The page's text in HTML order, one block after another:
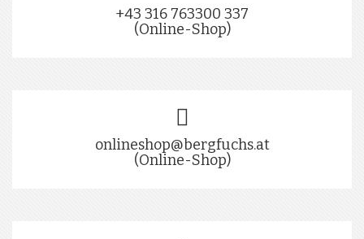
+43 316 763300 337
(Online-Shop)
onlineshop@bergfuchs.at
(Online-Shop)